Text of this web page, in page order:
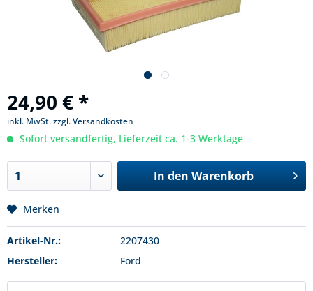
24,90 € *
inkl. MwSt.zzgl. Versandkosten
Sofort versandfertig, Lieferzeit ca. 1-3 Werktage
In den Warenkorb
Merken
Artikel-Nr.:
2207430
Hersteller:
Ford